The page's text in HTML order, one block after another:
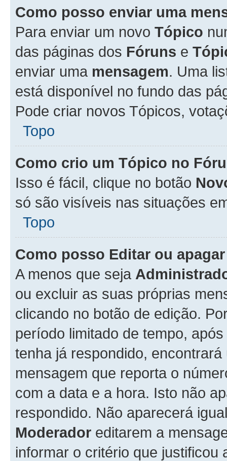
Como posso enviar uma
Para enviar um novo Tópico
das páginas dos Fóruns e
enviar uma mensagem. Uma
está disponível no fundo das
Pode criar novos Tópicos,
Topo
Como crio um Tópico no
Isso é fácil, clique no botão
só são visíveis nas situações
Topo
Como posso Editar ou
A menos que seja
ou excluir as suas próprias
clicando no botão de edição.
período limitado de tempo,
tenha já respondido,
mensagem que reporta o
com a data e a hora. Isto não
respondido. Não aparecerá
Moderador editarem a
informar o critério que